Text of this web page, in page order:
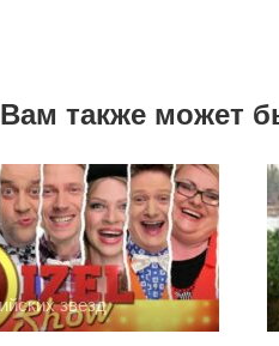
Вам также может
звезд